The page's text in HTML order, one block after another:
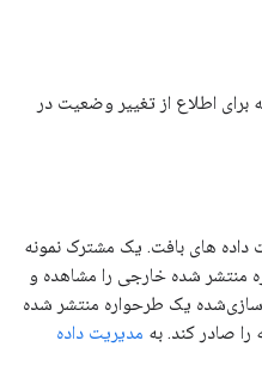
برای اطلاع از تغییر وضعیت در
داده های بافت. یک مشترک نمونه
منتشر شده خارجی را مشاهده و
یک طرحواره منتشر شده
را صادر کند. به مدیریت داده